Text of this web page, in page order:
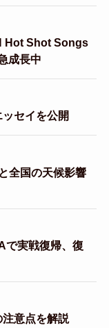
Hot Shot Songs
成長中
セイを公開
全国の天候影響
で実戦復帰、復
意点を解説